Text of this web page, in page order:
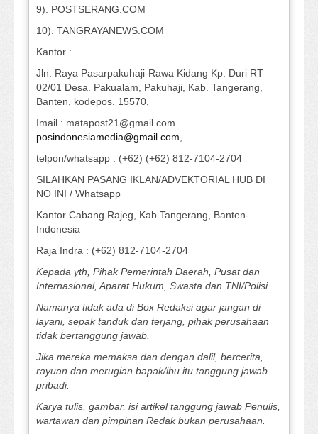
9). POSTSERANG.COM
10). TANGRAYANEWS.COM
Kantor :
Jln. Raya Pasarpakuhaji-Rawa Kidang Kp. Duri RT
02/01 Desa. Pakualam, Pakuhaji, Kab. Tangerang,
Banten, kodepos. 15570,
Imail : matapost21@gmail.com
posindonesiamedia@gmail.com
telpon/whatsapp : (+62) (+62) 812-7104-2704
SILAHKAN PASANG IKLAN/ADVEKTORIAL HUB DI
NO INI / Whatsapp
Kantor Cabang Rajeg, Kab Tangerang, Banten-
Indonesia
Raja Indra : (+62) 812-7104-2704
Kepada yth, Pihak Pemerintah Daerah, Pusat dan
Internasional, Aparat Hukum, Swasta dan TNI/Polisi.
Namanya tidak ada di Box Redaksi agar jangan di
layani, sepak tanduk dan terjang, pihak perusahaan
tidak bertanggung jawab.
Jika mereka memaksa dan dengan dalil, bercerita,
rayuan dan merugian bapak/ibu itu tanggung jawab
pribadi.
Karya tulis, gambar, isi artikel tanggung jawab Penulis,
wartawan dan pimpinan Redak bukan perusahaan.